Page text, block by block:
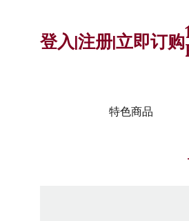
登入|注册|立即订购
特色商品